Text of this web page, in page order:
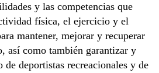
y las competencias que
física, el ejercicio y el
mantener, mejorar y recuperar
así como también garantizar y
de deportistas recreacionales y de